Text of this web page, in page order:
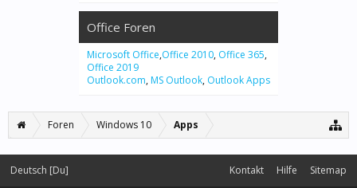
Office Foren
Microsoft Office,Office 2010, Office 365,
Office 2019
Outlook.com, MS Outlook, Outlook Apps
Foren Windows 10 Apps
Deutsch [Du] Kontakt Hilfe Sitemap